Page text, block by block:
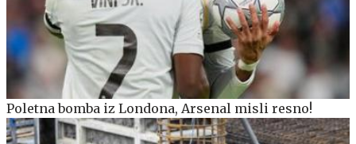
Poletna bomba iz Londona, Arsenal misli resno!